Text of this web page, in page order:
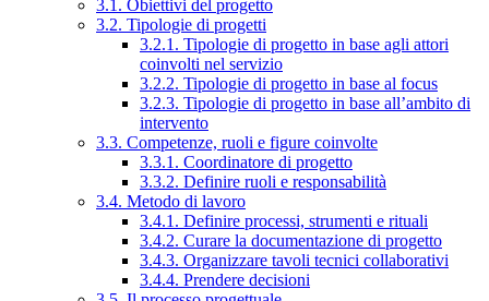
3.1. Obiettivi del progetto
3.2. Tipologie di progetti
3.2.1. Tipologie di progetto in base agli attori
coinvolti nel servizio
3.2.2. Tipologie di progetto in base al focus
3.2.3. Tipologie di progetto in base all’ambito di
intervento
3.3. Competenze, ruoli e figure coinvolte
3.3.1. Coordinatore di progetto
3.3.2. Definire ruoli e responsabilità
3.4. Metodo di lavoro
3.4.1. Definire processi, strumenti e rituali
3.4.2. Curare la documentazione di progetto
3.4.3. Organizzare tavoli tecnici collaborativi
3.4.4. Prendere decisioni